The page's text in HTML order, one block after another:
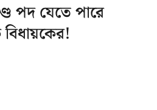
পদ যেতে পারে